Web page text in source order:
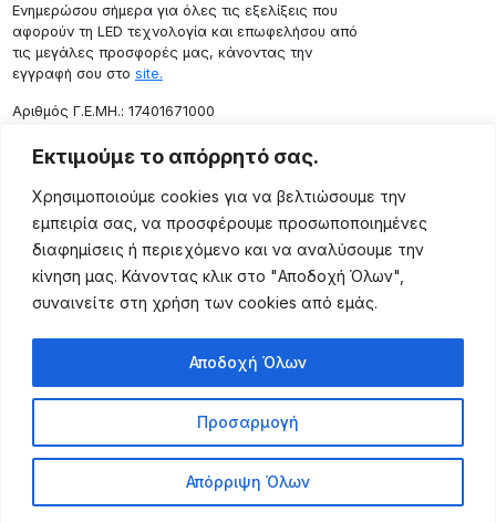
Εκτιμούμε το απόρρητό σας.
Χρησιμοποιούμε cookies για να βελτιώσουμε την
εμπειρία σας, να προσφέρουμε προσωποποιημένες
διαφημίσεις ή περιεχόμενο και να αναλύσουμε την
κίνηση μας. Κάνοντας κλικ στο "Αποδοχή Όλων",
συναινείτε στη χρήση των cookies από εμάς.
Προσαρμογή
Απόρριψη Όλων
Αποδοχή Όλων
Ενημερώσου σήμερα για όλες τις εξελίξεις που
αφορούν τη LED τεχνολογία και επωφελήσου από
τις μεγάλες προσφορές μας, κάνοντας την
εγγραφή σου στο site.
Aριθμός Γ.Ε.ΜΗ.: 17401671000
Επικοινωνία
Ρόδου 133, Αθήνα 10443
(+30) 211 725 5427
sales@lightingexpert.gr
Χρήσιμες Σελίδες
Προϊόντα
Τρόποι Αποστολής